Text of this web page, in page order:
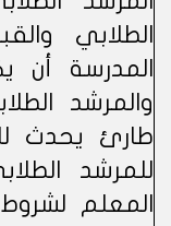
الطلابي
المدرسة أن
والمرشد
طارئ يحدث
للمرشد
المعلم لشروط